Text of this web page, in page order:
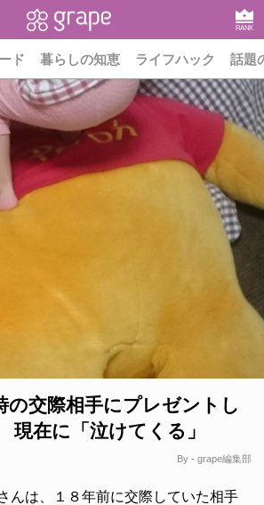
RANK
ド 暮らしの知恵 ライフハック 話題
の交際相手にプレゼントし
在に「泣けてくる」
By - grape編集部
んは、１８年前に交際していた相手